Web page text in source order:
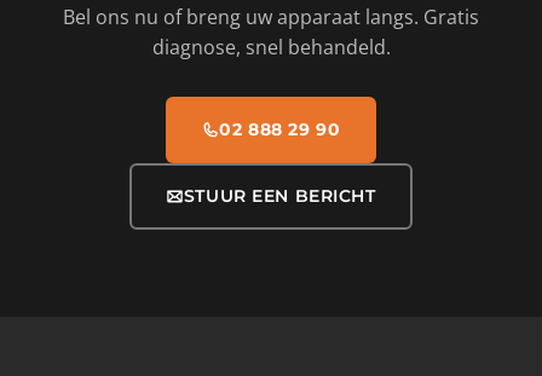
Bel ons nu of breng uw apparaat langs. Gratis
diagnose, snel behandeld.
02 888 29 90
STUUR EEN BERICHT